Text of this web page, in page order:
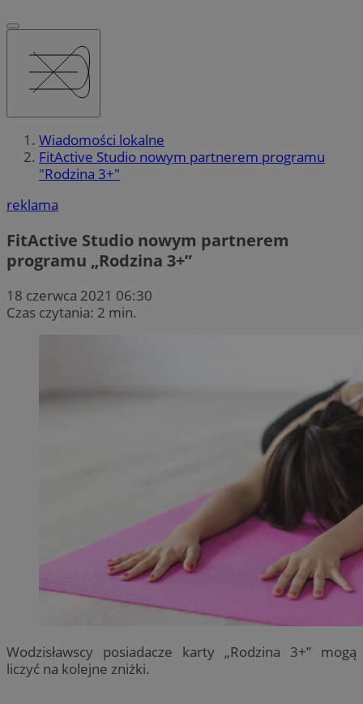
Wiadomości lokalne
FitActive Studio nowym partnerem programu
"Rodzina 3+"
reklama
FitActive Studio nowym partnerem
programu „Rodzina 3+”
18 czerwca 2021 06:30
Czas czytania: 2 min.
Wodzisławscy posiadacze karty „Rodzina 3+” mogą
liczyć na kolejne zniżki.